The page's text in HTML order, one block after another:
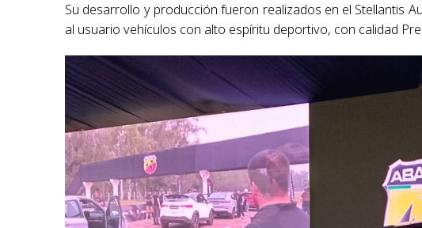
Su desarrollo y producción fueron realizados en el Stellantis
al usuario vehículos con alto espíritu deportivo, con calidad